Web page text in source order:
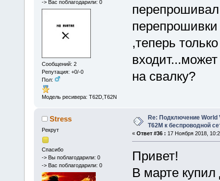
-> Вас поблагодарили: 0
Сообщений: 2
Репутация: +0/-0
Пол:
Модель ресивера: T62D,T62N
перепрошивки
,теперь
на свалку?
Stress
Рекрут
Спасибо
-> Вы поблагодарили: 0
-> Вас поблагодарили: 0
Re: Подключение World
Т62М к беспроводной
« Ответ #36 : 17 Ноября 2018,
Привет!
В марте